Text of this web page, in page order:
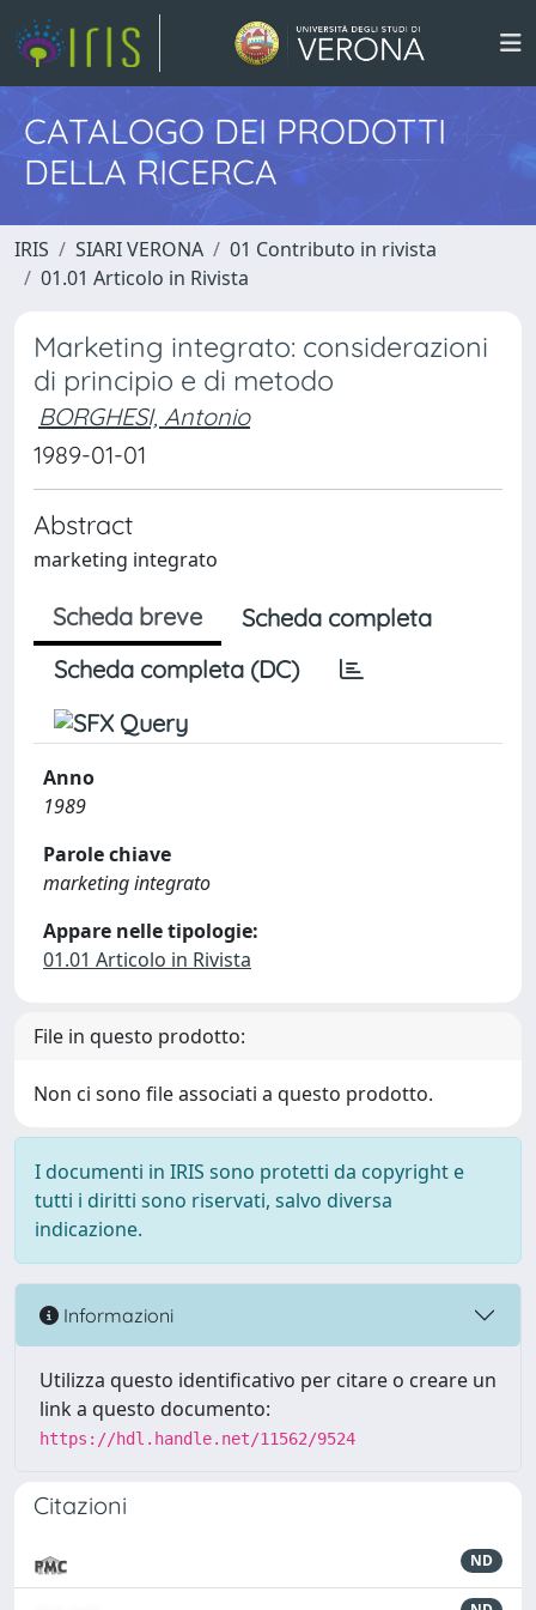
CATALOGO DEI PRODOTTI
DELLA RICERCA
IRIS SIARI VERONA
01 Contributo in rivista
01.01 Articolo in Rivista
Marketing integrato: considerazioni
di principio e di metodo
BORGHESI, Antonio
1989-01-01
Abstract
marketing integrato
Scheda breve
Scheda completa
Scheda completa (DC)
Anno
1989
Parole chiave
marketing integrato
Appare nelle tipologie:
01.01 Articolo in Rivista
File in questo prodotto:
Non ci sono file associati a questo prodotto.
I documenti in IRIS sono protetti da copyright e
tutti i diritti sono riservati, salvo diversa
indicazione.
Informazioni
Utilizza questo identificativo per citare o creare un
link a questo documento:
https://hdl.handle.net/11562/9524
Citazioni
ND